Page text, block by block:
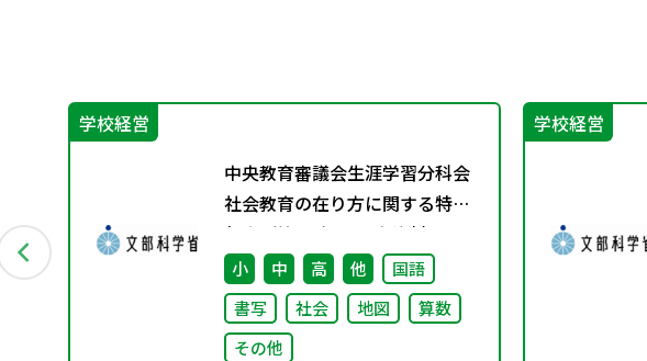
学校経営
中央教育審議会生涯学習分科会
社会教育の在り方に関する特別
部会（第1回） 配布資料
小 中 高 他
国語
書写
社会 地図
算数
その他
学校経営